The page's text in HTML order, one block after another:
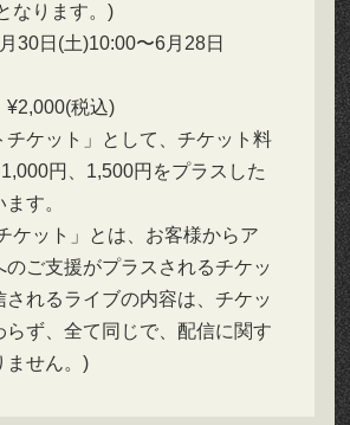
なります。)
30日(土)10:00〜6月28日
¥2,000(税込)
チケット」として、チケット料
円、1,500円をプラスした
す。
ケット」とは、お客様からア
のご支援がプラスされるチケッ
されるライブの内容は、チケッ
らず、全て同じで、配信に関す
ません。)